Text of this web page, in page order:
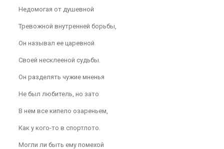
Недомогая от душевной
Тревожной внутренней борьбы,
Он называл ее царевной
Своей несклееной судьбы.
Он разделять чужие мненья
Не был любитель, но зато
В нем все кипело озареньем,
Как у кого-то в спортлото.
Могли ли быть ему помехой